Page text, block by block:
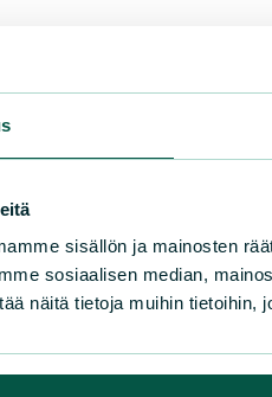
sisällön ja mainosten
sosiaalisen median,
näitä tietoja muihin tietoihin,